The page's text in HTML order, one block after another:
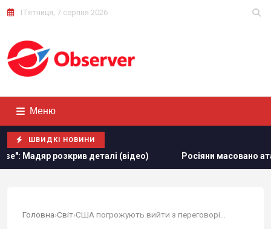
П'ятниця, 7 серпня 2026
Меню
ШВИДКІ НОВИНИ
деталі (відео) Росіяни масовано атакували обʼєкти
Головна›Світ›